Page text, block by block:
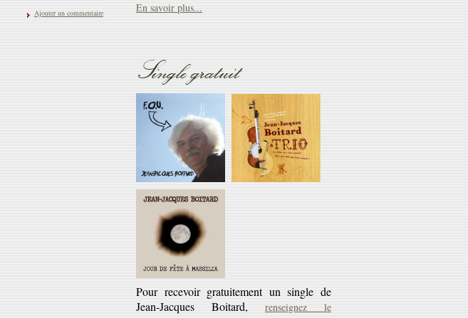
Ajouter un commentaire En savoir plus...
Réédition
Rééditions CD des cassettes les Cahiers du
Garlaban - 10€ + 45 tours offert
En savoir plus...
Single gratuit
Pour recevoir gratuitement un single de
Jean-Jacques Boitard, renseignez le